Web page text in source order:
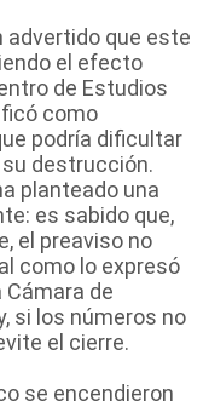
advertido que este
el efecto
de Estudios
como
podría dificultar
su destrucción.
planteado una
es sabido que,
el preaviso no
como lo expresó
de
si los números no
el cierre.
se encendieron